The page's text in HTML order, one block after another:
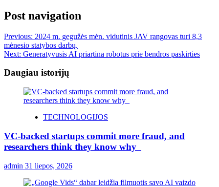
Post navigation
Previous: 2024 m. gegužės mėn. vidutinis JAV rangovas turi 8,3
mėnesio statybos darbų.
Next: Generatyvusis AI priartina robotus prie bendros paskirties
Daugiau istorijų
TECHNOLOGIJOS
VC-backed startups commit more fraud, and
researchers think they know why
admin 31 liepos, 2026